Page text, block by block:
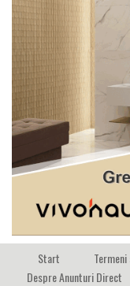
Start
Despre Anunturi Direct